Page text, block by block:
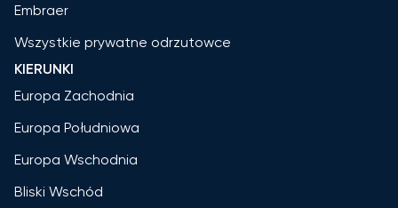
Embraer
Wszystkie prywatne odrzutowce
KIERUNKI
Europa Zachodnia
Europa Południowa
Europa Wschodnia
Bliski Wschód